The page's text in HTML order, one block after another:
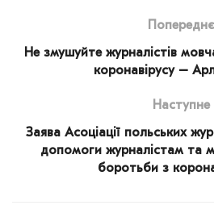
Попереднє
Не змушуйте журналістів
коронавірусу –
Наступне
Заява Асоціації польських
допомоги журналістам та
боротьби з